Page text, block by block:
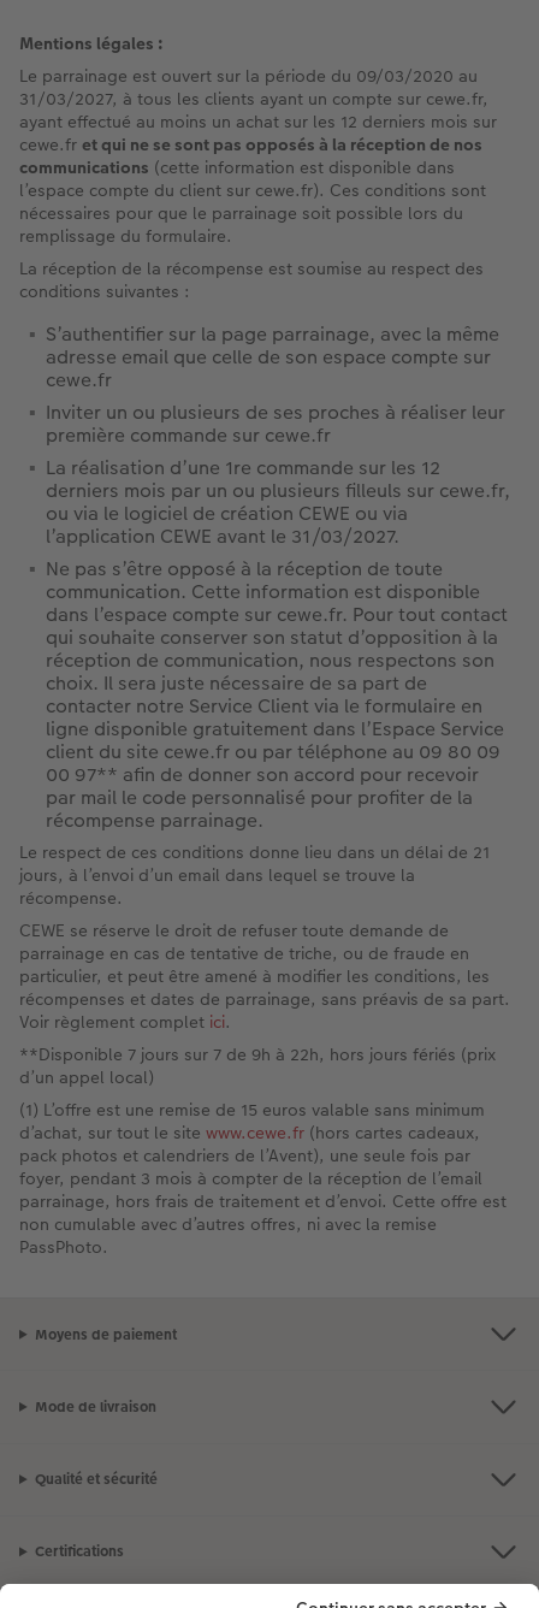
Mentions légales :
Le parrainage est ouvert sur la période du 09/03/2020 au
31/03/2027, à tous les clients ayant un compte sur cewe.fr,
ayant effectué au moins un achat sur les 12 derniers mois sur
cewe.fr et qui ne se sont pas opposés à la réception de nos
communications (cette information est disponible dans
l’espace compte du client sur cewe.fr). Ces conditions sont
nécessaires pour que le parrainage soit possible lors du
remplissage du formulaire.
La réception de la récompense est soumise au respect des
conditions suivantes :
S’authentifier sur la page parrainage, avec la même
adresse email que celle de son espace compte sur
cewe.fr
Inviter un ou plusieurs de ses proches à réaliser leur
première commande sur cewe.fr
La réalisation d’une 1re commande sur les 12
derniers mois par un ou plusieurs filleuls sur cewe.fr,
ou via le logiciel de création CEWE ou via
l’application CEWE avant le 31/03/2027.
Ne pas s’être opposé à la réception de toute
communication. Cette information est disponible
dans l’espace compte sur cewe.fr. Pour tout contact
qui souhaite conserver son statut d’opposition à la
réception de communication, nous respectons son
choix. Il sera juste nécessaire de sa part de
contacter notre Service Client via le formulaire en
ligne disponible gratuitement dans l’Espace Service
client du site cewe.fr ou par téléphone au 09 80 09
00 97** afin de donner son accord pour recevoir
par mail le code personnalisé pour profiter de la
récompense parrainage.
Le respect de ces conditions donne lieu dans un délai de 21
jours, à l’envoi d’un email dans lequel se trouve la
récompense.
CEWE se réserve le droit de refuser toute demande de
parrainage en cas de tentative de triche, ou de fraude en
particulier, et peut être amené à modifier les conditions, les
récompenses et dates de parrainage, sans préavis de sa part.
Voir règlement complet ici.
**Disponible 7 jours sur 7 de 9h à 22h, hors jours fériés (prix
d’un appel local)
(1) L’offre est une remise de 15 euros valable sans minimum
d’achat, sur tout le site www.cewe.fr (hors cartes cadeaux,
pack photos et calendriers de l’Avent), une seule fois par
foyer, pendant 3 mois à compter de la réception de l’email
parrainage, hors frais de traitement et d’envoi. Cette offre est
non cumulable avec d’autres offres, ni avec la remise
PassPhoto.
Moyens de paiement
Mode de livraison
Qualité et sécurité
Certifications